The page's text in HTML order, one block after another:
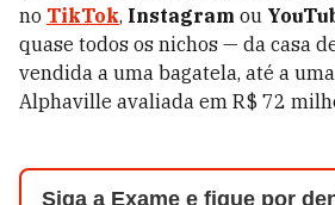
no TikTok, Instagram ou
quase todos os nichos — da casa
vendida a uma bagatela, até a
Alphaville avaliada em R$ 72
Siga a Exame e fique por